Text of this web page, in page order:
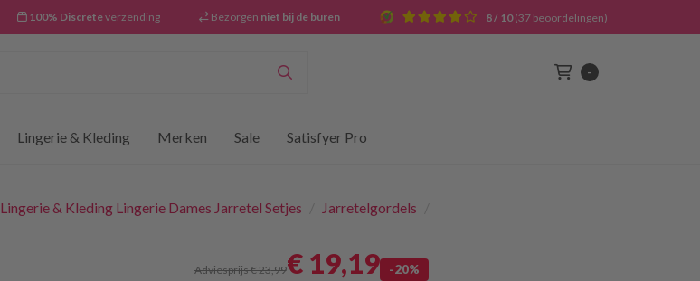
100% Discreteverzending Bezorgen niet bij de buren 8 / 10(37 beoordelingen)
-
Winkelwagen
Lingerie & Kleding Merken Sale Satisfyer Pro
Lingerie & Kleding Lingerie Dames Jarretel Setjes Jarretelgordels
Adviesprijs € 23,99€ 19,19 -20%